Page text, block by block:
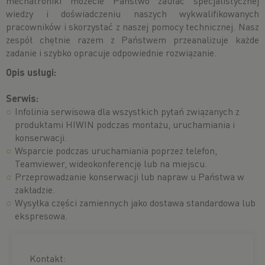
wiedzy i doświadczeniu naszych wykwalifikowanych
pracowników i skorzystać z naszej pomocy technicznej. Nasz
zespół chętnie razem z Państwem przeanalizuje każde
zadanie i szybko opracuje odpowiednie rozwiązanie.
Opis usługi:
Serwis:
Infolinia serwisowa dla wszystkich pytań związanych z
produktami HIWIN podczas montażu, uruchamiania i
konserwacji.
Wsparcie podczas uruchamiania poprzez telefon,
Teamviewer, wideokonferencję lub na miejscu.
Przeprowadzanie konserwacji lub napraw u Państwa w
zakładzie.
Wysyłka części zamiennych jako dostawa standardowa lub
ekspresowa.
Kontakt: